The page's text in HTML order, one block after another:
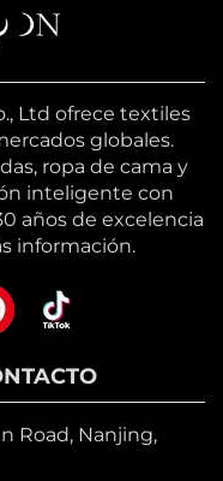
Ltd ofrece textiles
globales.
ropa de cama y
inteligente con
años de excelencia
información.
Road, Nanjing,